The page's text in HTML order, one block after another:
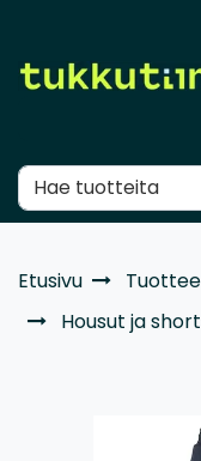
Etusivu
Housut ja